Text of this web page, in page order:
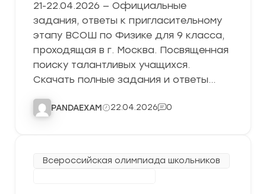
21-22.04.2026 — Официальные
задания, ответы к пригласительному
этапу ВСОШ по Физике для 9 класса,
проходящая в г. Москва. Посвященная
поиску талантливых учащихся.
Скачать полные задания и ответы…
PANDAEXAM 22.04.2026 0
Всероссийская олимпиада школьников